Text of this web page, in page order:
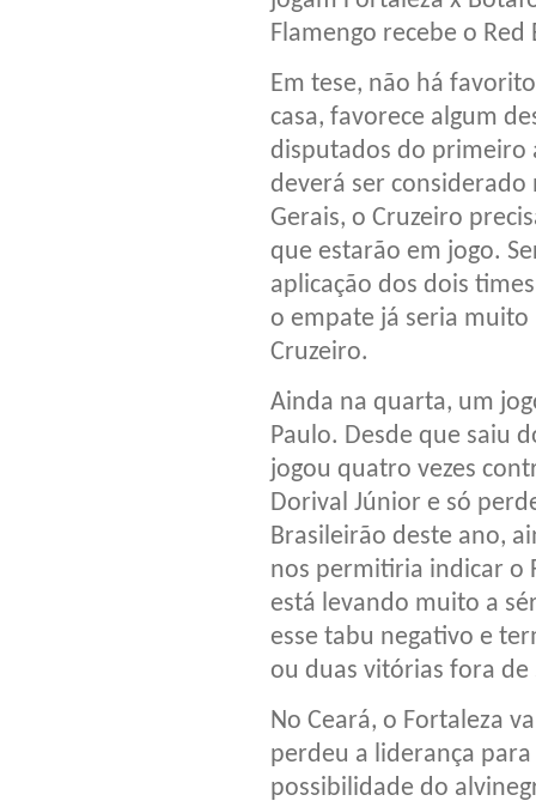
Flamengo recebe o
Em tese, não há
casa, favorece algum
disputados do primeiro
deverá ser
Gerais, o Cruzeiro
que estarão em jogo.
aplicação dos dois
o empate já seria muito
Cruzeiro.
Ainda na quarta, um
Paulo. Desde que saiu
jogou quatro vezes
Dorival Júnior e só
Brasileirão deste ano,
nos permitiria indicar o
está levando muito a
esse tabu negativo e
ou duas vitórias fora de
No Ceará, o Fortaleza
perdeu a liderança
possibilidade do